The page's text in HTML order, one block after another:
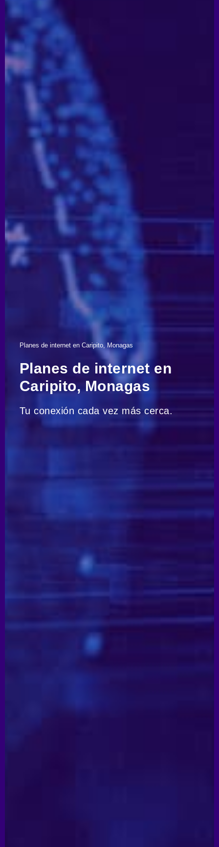
Planes de internet en Caripito, Monagas
Planes de internet en
Caripito, Monagas
Tu conexión cada vez más cerca.